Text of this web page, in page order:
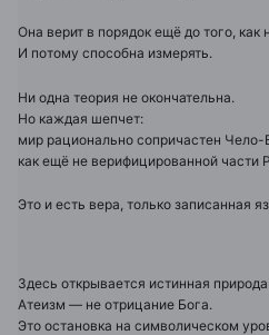
Она верит в порядок ещё до того, как
И потому способна измерять.
Ни одна теория не окончательна.
Но каждая шепчет:
мир рационально сопричастен
как ещё не верифицированной части
Это и есть вера, только записанная
Здесь открывается истинная
Атеизм — не отрицание Бога.
Это остановка на символическом